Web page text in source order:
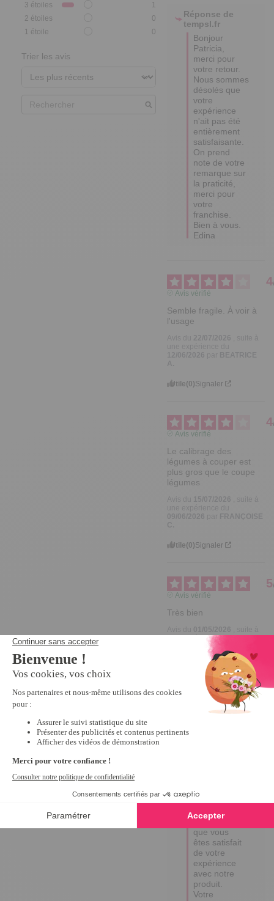
3 étoiles
1
2 étoiles
0
1 étoile 0
Trier les avis
Réponse de
tempsl.fr
Bonjour
Patricia,
merci pour
votre retour.
Nous sommes
désolés que
votre
expérience
n'ait pas été
entièrement
satisfaisante.
On prend
note de votre
remarque sur
la praticité,
merci pour
votre
franchise.
Bien à vous.
Edina
4
Avis vérifié
Semble fragile. À voir à
l'usage
Utile(0)Signaler
4
Avis vérifié
Le calibrage des
légumes à couper est
plus gros que le coupe
légumes
15/07/2026
une expérience du
09/06/2026
par
FRANÇOISE
C.
Utile(0)Signaler
5
Avis vérifié
Très bien
une expérience du
par
Signaler
Réponse de
tempsl.fr
Nous
d'apprendre
que vous
êtes satisfait
de votre
expérience
avec notre
produit.
Votre